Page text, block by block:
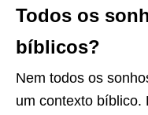
Todos os
bíblicos?
Nem todos os
um contexto bíblico.